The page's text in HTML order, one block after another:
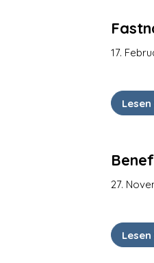
17.
27.